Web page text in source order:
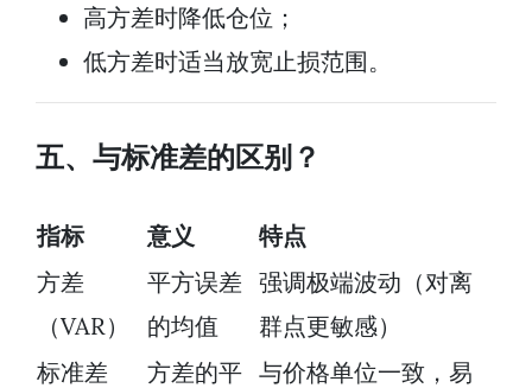
高方差时降低仓位；
低方差时适当放宽止损范围。
五、与标准差的区别？
指标 意义
特点
方差
（VAR）
平方误差
的均值
强调极端波动（对离
群点更敏感）
标准差
方差的平 与价格单位一致，易